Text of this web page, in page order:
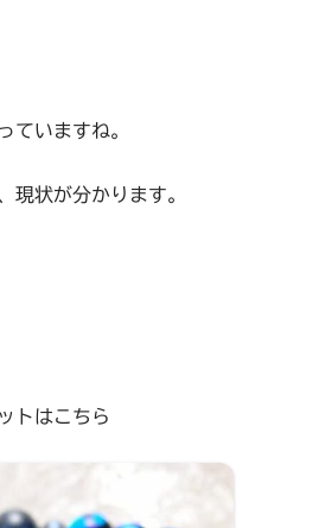
ていますね。
現状が分かります。
トはこちら